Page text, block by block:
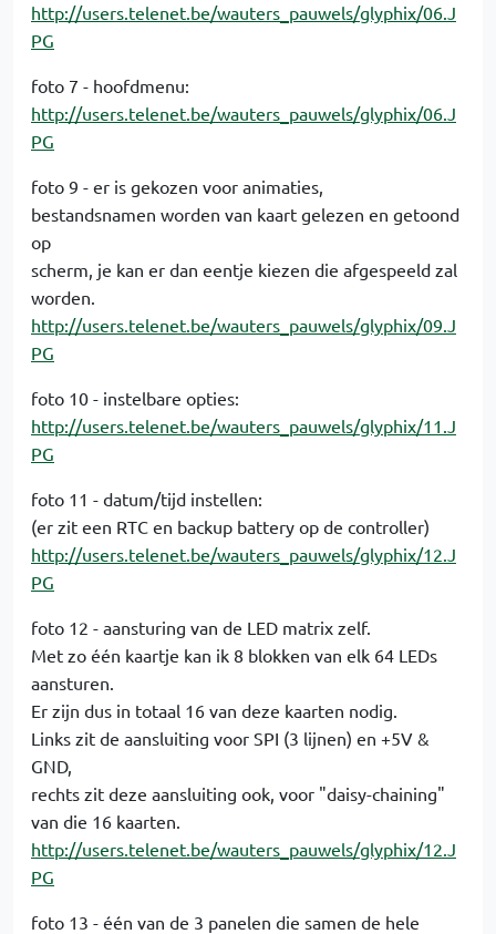
http://users.telenet.be/wauters_pauwels/glyphix/06.J
PG
foto 7 - hoofdmenu:
http://users.telenet.be/wauters_pauwels/glyphix/06.J
PG
foto 9 - er is gekozen voor animaties,
bestandsnamen worden van kaart gelezen en getoond
op
scherm, je kan er dan eentje kiezen die afgespeeld zal
worden.
http://users.telenet.be/wauters_pauwels/glyphix/09.J
PG
foto 10 - instelbare opties:
http://users.telenet.be/wauters_pauwels/glyphix/11.J
PG
foto 11 - datum/tijd instellen:
(er zit een RTC en backup battery op de controller)
http://users.telenet.be/wauters_pauwels/glyphix/12.J
PG
foto 12 - aansturing van de LED matrix zelf.
Met zo één kaartje kan ik 8 blokken van elk 64 LEDs
aansturen.
Er zijn dus in totaal 16 van deze kaarten nodig.
Links zit de aansluiting voor SPI (3 lijnen) en +5V &
GND,
rechts zit deze aansluiting ook, voor "daisy-chaining"
van die 16 kaarten.
http://users.telenet.be/wauters_pauwels/glyphix/12.J
PG
foto 13 - één van de 3 panelen die samen de hele